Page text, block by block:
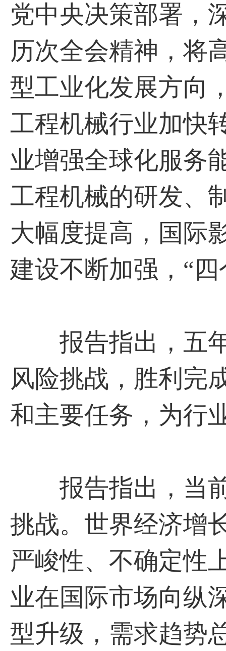
党中央决策部署，
历次全会精神，将
型工业化发展方向
工程机械行业加快
业增强全球化服务
工程机械的研发、
大幅度提高，国际
建设不断加强，“
报告指出，五年
风险挑战，胜利完
和主要任务，为行
报告指出，当前
挑战。世界经济增
严峻性、不确定性
业在国际市场向纵
型升级，需求趋势